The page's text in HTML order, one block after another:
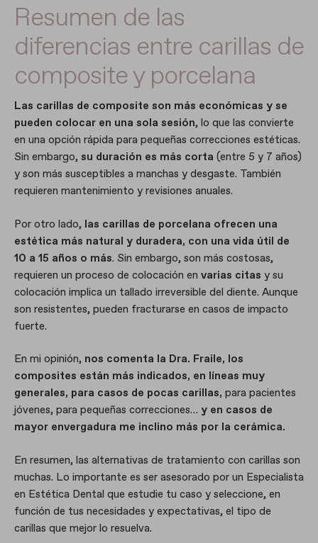
Resumen de las
diferencias entre carillas de
composite y porcelana
Las carillas de composite son más económicas y se
pueden colocar en una sola sesión, lo que las convierte
en una opción rápida para pequeñas correcciones estéticas.
Sin embargo, su duración es más corta (entre 5 y 7 años)
y son más susceptibles a manchas y desgaste. También
requieren mantenimiento y revisiones anuales.
Por otro lado, las carillas de porcelana ofrecen una
estética más natural y duradera, con una vida útil de
10 a 15 años o más. Sin embargo, son más costosas,
requieren un proceso de colocación en varias citas y su
colocación implica un tallado irreversible del diente. Aunque
son resistentes, pueden fracturarse en casos de impacto
fuerte.
En mi opinión, nos comenta la Dra. Fraile, los
composites están más indicados, en líneas muy
generales, para casos de pocas carillas, para pacientes
jóvenes, para pequeñas correcciones… y en casos de
mayor envergadura me inclino más por la cerámica.
En resumen, las alternativas de tratamiento con carillas son
muchas. Lo importante es ser asesorado por un Especialista
en Estética Dental que estudie tu caso y seleccione, en
función de tus necesidades y expectativas, el tipo de
carillas que mejor lo resuelva.